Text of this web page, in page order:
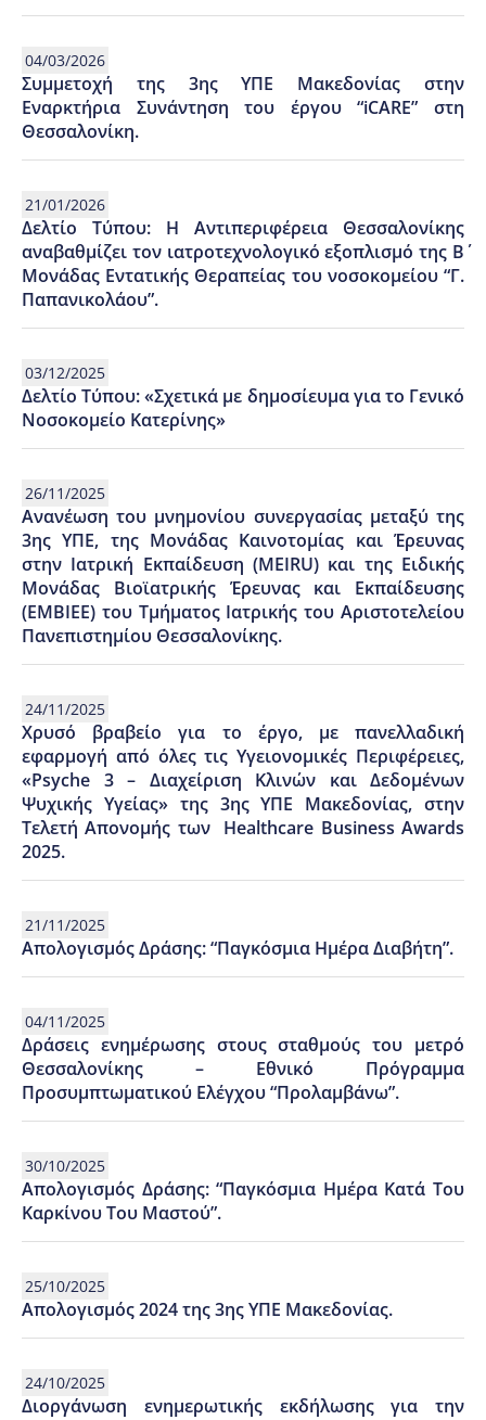
04/03/2026
Συμμετοχή της 3ης ΥΠE Μακεδονίας στην
Εναρκτήρια Συνάντηση του έργου “iCARE” στη
Θεσσαλονίκη.
21/01/2026
Δελτίο Τύπου: Η Αντιπεριφέρεια Θεσσαλονίκης
αναβαθμίζει τον ιατροτεχνολογικό εξοπλισμό της Β΄
Μονάδας Εντατικής Θεραπείας του νοσοκομείου “Γ.
Παπανικολάου”.
03/12/2025
Δελτίο Τύπου: «Σχετικά με δημοσίευμα για το Γενικό
Νοσοκομείο Κατερίνης»
26/11/2025
Ανανέωση του μνημονίου συνεργασίας μεταξύ της
3ης ΥΠΕ, της Μονάδας Καινοτομίας και Έρευνας
στην Ιατρική Εκπαίδευση (MEIRU) και της Ειδικής
Μονάδας Βιοϊατρικής Έρευνας και Εκπαίδευσης
(ΕΜΒΙΕΕ) του Τμήματος Ιατρικής του Αριστοτελείου
Πανεπιστημίου Θεσσαλονίκης.
24/11/2025
Χρυσό βραβείο για το έργο, με πανελλαδική
εφαρμογή από όλες τις Υγειονομικές Περιφέρειες,
«Psyche 3 – Διαχείριση Κλινών και Δεδομένων
Ψυχικής Υγείας» της 3ης ΥΠΕ Μακεδονίας, στην
Τελετή Απονομής των Healthcare Business Awards
2025.
21/11/2025
Απολογισμός Δράσης: “Παγκόσμια Ημέρα Διαβήτη”.
04/11/2025
Δράσεις ενημέρωσης στους σταθμούς του μετρό
Θεσσαλονίκης – Εθνικό Πρόγραμμα
Προσυμπτωματικού Ελέγχου “Προλαμβάνω”.
30/10/2025
Απολογισμός Δράσης: “Παγκόσμια Ημέρα Κατά Του
Καρκίνου Του Μαστού”.
25/10/2025
Απολογισμός 2024 της 3ης ΥΠΕ Μακεδονίας.
24/10/2025
Διοργάνωση ενημερωτικής εκδήλωσης για την